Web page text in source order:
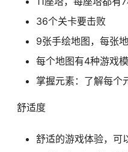
36个关卡要击败
9张手绘地图，每张
每个地图有4种游戏
掌握元素：了解每个
舒适度
舒适的游戏体验，可